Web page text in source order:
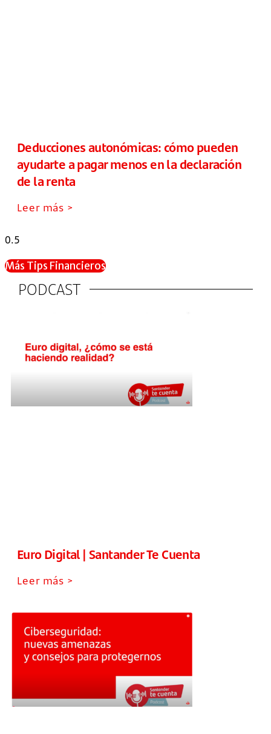
Deducciones autonómicas: cómo pueden
ayudarte a pagar menos en la declaración
de la renta
Leer más >
Más Tips Financieros
PODCAST
Euro Digital | Santander Te Cuenta
Leer más >